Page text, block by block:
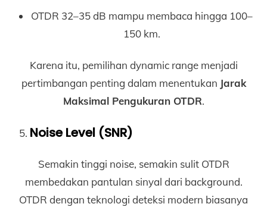
OTDR 32–35 dB mampu membaca hingga 100–
150 km.
Karena itu, pemilihan dynamic range menjadi
pertimbangan penting dalam menentukan Jarak
Maksimal Pengukuran OTDR.
Noise Level (SNR)
Semakin tinggi noise, semakin sulit OTDR
membedakan pantulan sinyal dari background.
OTDR dengan teknologi deteksi modern biasanya